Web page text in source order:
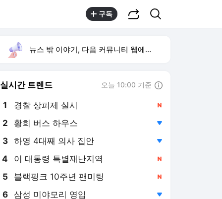
구독
뉴스 밖 이야기, 다음 커뮤니티 웹에서 보기
실시간 트렌드 오늘 10:00 기준
1 경찰 상피제 실시
2 황희 버스 하우스
4 이 대통령 특별재난지역
5 블랙핑크 10주년 팬미팅
6 삼성 미야모리 영입